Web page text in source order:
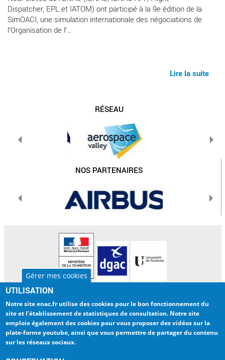
Gérer mes cookies
UTILISATION
Notre site enac.fr utilise des cookies pourle bon fonctionnement du
site et l’établissement de statistiques de consultation. Notre site
emploie également des cookies pourvous proposer des vidéos sur la
plate-forme youtube, ainsi que vous permettre de partager du contenu
sur les réseaux sociaux.
Dispatcher, EPL et IATOM) ont participé à la 9e édition de la
SimOACI, une simulation internationale des négociations de
l’Organisation de l’…
Lire la suite
RÉSEAU
NOS PARTENAIRES
LA RECHERCHE
ENTREPRISES
BIBLIOTHEQUE
ENAC NUMERIQUE
INTRANET